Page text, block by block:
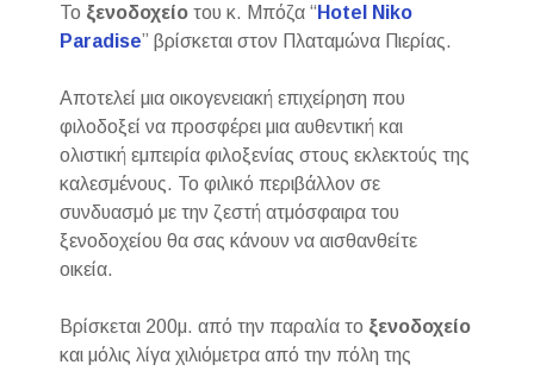
Το ξενοδοχείο του κ. Μπόζα “ Hotel Niko
Paradise” βρίσκεται στον Πλαταμώνα Πιερίας.
Αποτελεί μια οικογενειακή επιχείρηση που
φιλοδοξεί να προσφέρει μια αυθεντική και
ολιστική εμπειρία φιλοξενίας στους εκλεκτούς της
καλεσμένους. Το φιλικό περιβάλλον σε
συνδυασμό με την ζεστή ατμόσφαιρα του
ξενοδοχείου θα σας κάνουν να αισθανθείτε
οικεία.
Βρίσκεται 200μ. από την παραλία το ξενοδοχείο
και μόλις λίγα χιλιόμετρα από την πόλη της